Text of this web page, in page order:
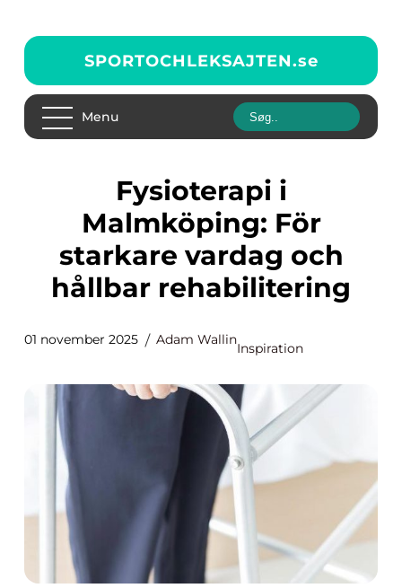
SPORTOCHLEKSAJTEN.se
Menu
Fysioterapi i
Malmköping: För
starkare vardag och
hållbar rehabilitering
01 november 2025 Adam Wallin
Inspiration